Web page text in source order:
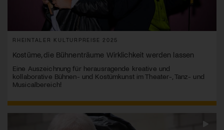
RHEINTALER KULTURPREISE 2025
Kostüme, die Bühnenträume Wirklichkeit werden lassen
Eine Auszeichnung für herausragende kreative und
kollaborative Bühnen- und Kostümkunst im Theater-, Tanz- und
Musicalbereich!